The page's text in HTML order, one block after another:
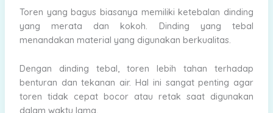
Toren yang bagus biasanya memiliki ketebalan dinding
yang merata dan kokoh. Dinding yang tebal
menandakan material yang digunakan berkualitas.
Dengan dinding tebal, toren lebih tahan terhadap
benturan dan tekanan air. Hal ini sangat penting agar
toren tidak cepat bocor atau retak saat digunakan
dalam waktu lama.